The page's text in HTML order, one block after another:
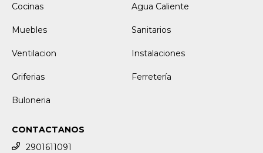
Cocinas Agua Caliente
Muebles Sanitarios
Ventilacion Instalaciones
Griferias Ferretería
Buloneria
CONTACTANOS
2901611091